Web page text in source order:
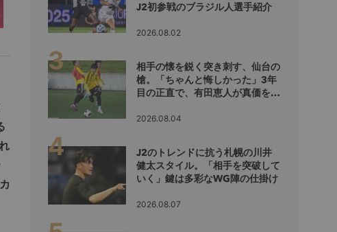
J2初参戦のブラジル人選手紹介
2026.08.02
相手の懐を鋭く突き刺す、仙台の
槍。「ちゃんと悔しかった」3年
目の正直で、有田恵人が真価を示
2026.08.04
J2のトレンドに抗う札幌の川井
健太スタイル。「相手を突破して
いく」鍵は多彩なWG陣の仕掛け
2026.08.07